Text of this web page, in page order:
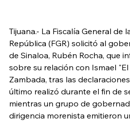
Tijuana.- La Fiscalía General de
República (FGR) solicitó al
de Sinaloa, Rubén Rocha, que
sobre su relación con Ismael
Zambada, tras las
último realizó durante el fin de
mientras un grupo de
dirigencia morenista emitieron